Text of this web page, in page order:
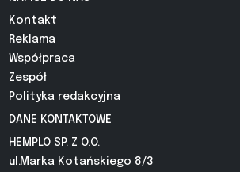
Kontakt
Reklama
Współpraca
Zespół
Polityka redakcyjna
DANE KONTAKTOWE
HEMPLO SP. Z O.O.
ul.Marka Kotańskiego 8/3